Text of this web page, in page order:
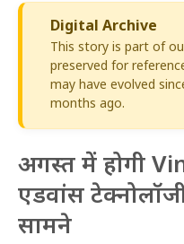
ऑटो
मनोरंजन
विदेश
Digital Archive
This story is part of
preserved for
may have evolved
months ago.
अगस्त में होगी
एडवांस
सामने